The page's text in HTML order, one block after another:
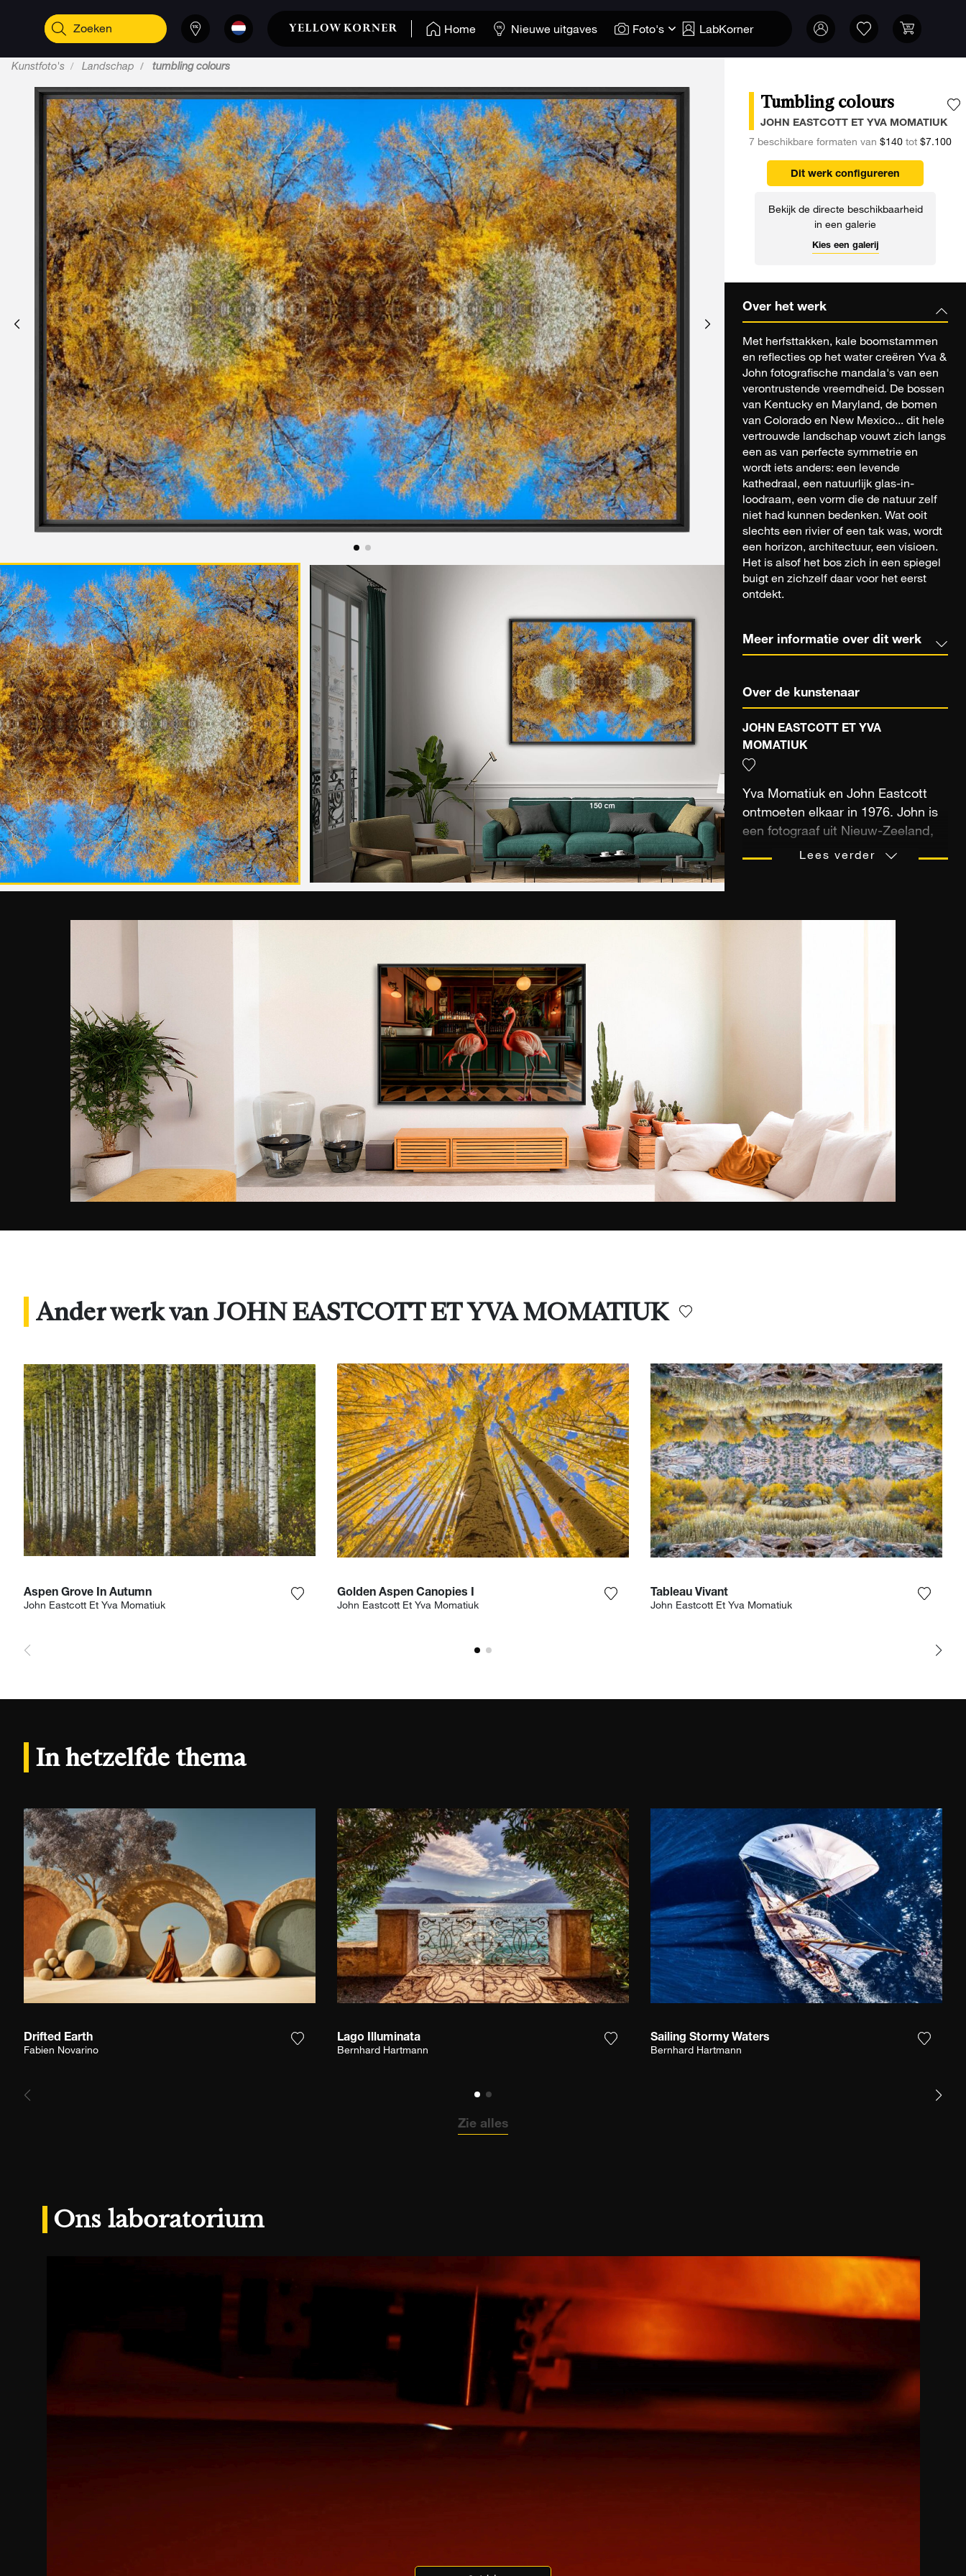
Home Nieuwe uitgaves Foto's LabKorner
Kunstfoto's Landschap tumbling colours
Tumbling colours
JOHN EASTCOTT ET YVA MOMATIUK
7 beschikbare formaten van $140tot $7.100
Dit werk configureren
Bekijk de directe beschikbaarheid
in een galerie
Kies een galerij
Over het werk
Met herfsttakken, kale boomstammen
en reflecties op het water creëren Yva &
John fotografische mandala's van een
verontrustende vreemdheid. De bossen
van Kentucky en Maryland, de bomen
van Colorado en New Mexico... dit hele
vertrouwde landschap vouwt zich langs
een as van perfecte symmetrie en
wordt iets anders: een levende
kathedraal, een natuurlijk glas-in-
loodraam, een vorm die de natuur zelf
niet had kunnen bedenken. Wat ooit
slechts een rivier of een tak was, wordt
een horizon, architectuur, een visioen.
Het is alsof het bos zich in een spiegel
buigt en zichzelf daar voor het eerst
ontdekt.
Meer informatie over dit werk
Over de kunstenaar
JOHN EASTCOTT ET YVA
MOMATIUK
Yva Momatiuk en John Eastcott
ontmoeten elkaar in 1976. John is
een fotograaf uit Nieuw-Zeeland,
terwijl Yva een in New York
Lees verder
Ander werk van JOHN EASTCOTT ET YVA MOMATIUK
Aspen Grove In Autumn
John Eastcott Et Yva Momatiuk Voeg het product toe aan mijn verlanglijst
Golden Aspen Canopies I
John Eastcott Et Yva Momatiuk Voeg het product toe aan mijn verlanglijst
Tableau Vivant
John Eastcott Et Yva Momatiuk
In hetzelfde thema
Drifted Earth
Fabien Novarino Voeg het product toe aan mijn verlanglijst
Lago Illuminata
Bernhard Hartmann Voeg het product toe aan mijn verlanglijst
Sailing Stormy Waters
Bernhard Hartmann
Zie alles
Ons laboratorium